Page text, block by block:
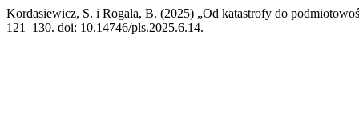
Kordasiewicz, S. i Rogala, B. (2025) „Od katastrofy do
121–130. doi: 10.14746/pls.2025.6.14.